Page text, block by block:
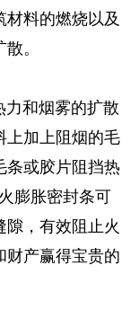
料的燃烧以及
。
和烟雾的扩散
上加上阻烟的毛
条或胶片阻挡热
膨胀密封条可
隙，有效阻止火
财产赢得宝贵的